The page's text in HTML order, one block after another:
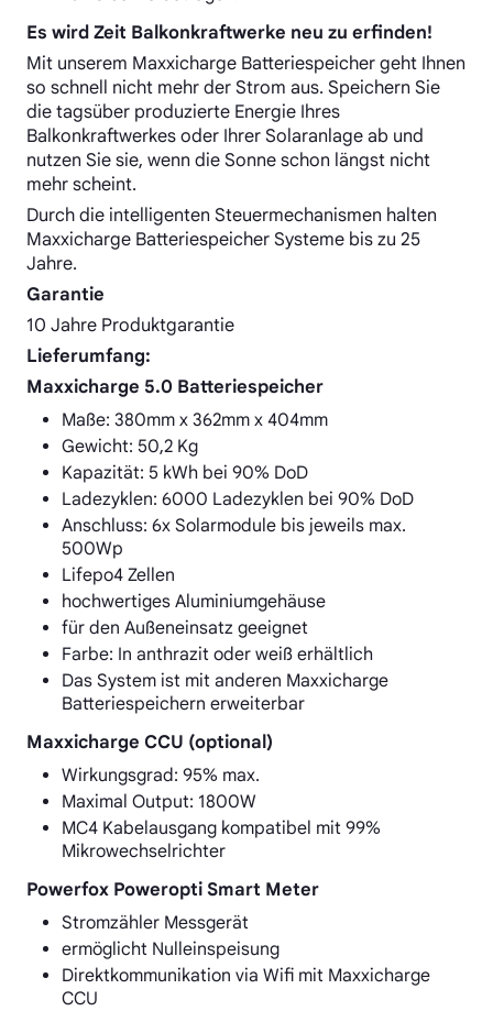
Es wird Zeit Balkonkraftwerke neu zu erfinden!
Mit unserem Maxxicharge Batteriespeicher geht Ihnen
so schnell nicht mehr der Strom aus. Speichern Sie
die tagsüber produzierte Energie Ihres
Balkonkraftwerkes oder Ihrer Solaranlage ab und
nutzen Sie sie, wenn die Sonne schon längst nicht
mehr scheint.
Durch die intelligenten Steuermechanismen halten
Maxxicharge Batteriespeicher Systeme bis zu 25
Jahre.
Garantie
10 Jahre Produktgarantie
Lieferumfang:
Maxxicharge 5.0 Batteriespeicher
Maße: 380mm x 362mm x 404mm
Gewicht: 50,2 Kg
Kapazität: 5 kWh bei 90% DoD
Ladezyklen: 6000 Ladezyklen bei 90% DoD
Anschluss: 6x Solarmodule bis jeweils max.
500Wp
Lifepo4 Zellen
hochwertiges Aluminiumgehäuse
für den Außeneinsatz geeignet
Farbe: In anthrazit oder weiß erhältlich
Das System ist mit anderen Maxxicharge
Batteriespeichern erweiterbar
Maxxicharge CCU (optional)
Wirkungsgrad: 95% max.
Maximal Output: 1800W
MC4 Kabelausgang kompatibel mit 99%
Mikrowechselrichter
Powerfox Poweropti Smart Meter
Stromzähler Messgerät
ermöglicht Nulleinspeisung
Direktkommunikation via Wifi mit Maxxicharge
CCU